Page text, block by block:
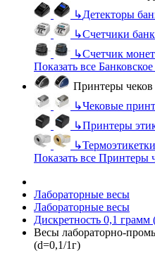
↳Детекторы
↳Счетчики
↳Счетчик монет
Показать все
Принтеры чеков
↳Чековые
↳Принтеры
↳Термоэтикетки
Показать все Принтеры
Лабораторные весы
Лабораторные весы
Дискретность 0,1 грамм
Весы лабораторно-
(d=0,1/1г)